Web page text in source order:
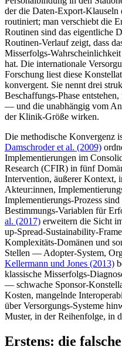
der die Daten-Export-
routiniert; man verschiebt die
Routinen sind das eigentliche
Routinen-Verlauf zeigt, dass
Misserfolgs-
hat. Die internationale
Forschung liest diese
konvergent. Sie nennt drei
Beschaffungs-Phase
— und die unabhängig vom
der Klinik-Größe wirken.
Die methodische Konvergenz
Damschroder et al. (2009)
Implementierungen im
Research (CFIR) in fünf
Intervention, äußerer Kontext,
Akteur:innen,
Implementierungs-Prozess
Bestimmungs-Variablen für
al. (2017) erweitern die Sicht
up-Spread-Sustainability-
Komplexitäts-Domänen und
Stellen — Adopter-System,
Kellermann und Jones (2013)
klassische Misserfolgs-
— schwache Sponsor-
Kosten, mangelnde
über Versorgungs-Systeme
Muster, in der Reihenfolge, in
Erstens: die